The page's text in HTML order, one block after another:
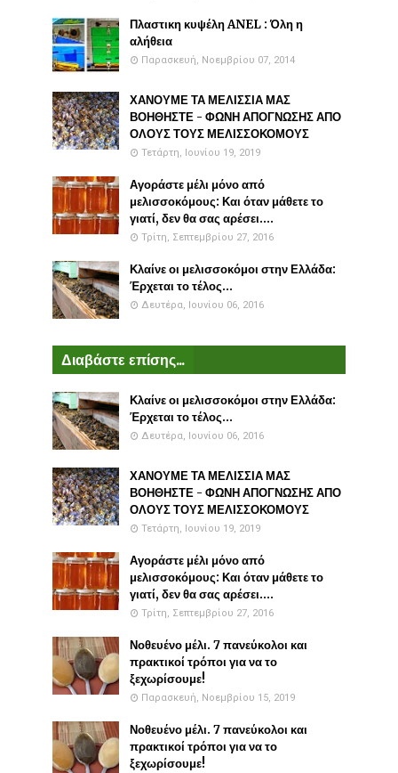
Πλαστικη κυψέλη ANEL : Όλη η
αλήθεια
Παρασκευή, Νοεμβρίου 07, 2014
ΧΑΝΟΥΜΕ ΤΑ ΜΕΛΙΣΣΙΑ ΜΑΣ
ΒΟΗΘΗΣΤΕ - ΦΩΝΗ ΑΠΟΓΝΩΣΗΣ ΑΠΟ
ΟΛΟΥΣ ΤΟΥΣ ΜΕΛΙΣΣΟΚΟΜΟΥΣ
Τετάρτη, Ιουνίου 19, 2019
Αγοράστε μέλι μόνο από
μελισσοκόμους: Και όταν μάθετε το
γιατί, δεν θα σας αρέσει....
Τρίτη, Σεπτεμβρίου 27, 2016
Κλαίνε οι μελισσοκόμοι στην Ελλάδα:
Έρχεται το τέλος...
Δευτέρα, Ιουνίου 06, 2016
Διαβάστε επίσης...
Κλαίνε οι μελισσοκόμοι στην Ελλάδα:
Έρχεται το τέλος...
Δευτέρα, Ιουνίου 06, 2016
ΧΑΝΟΥΜΕ ΤΑ ΜΕΛΙΣΣΙΑ ΜΑΣ
ΒΟΗΘΗΣΤΕ - ΦΩΝΗ ΑΠΟΓΝΩΣΗΣ ΑΠΟ
ΟΛΟΥΣ ΤΟΥΣ ΜΕΛΙΣΣΟΚΟΜΟΥΣ
Τετάρτη, Ιουνίου 19, 2019
Αγοράστε μέλι μόνο από
μελισσοκόμους: Και όταν μάθετε το
γιατί, δεν θα σας αρέσει....
Τρίτη, Σεπτεμβρίου 27, 2016
Νοθευένο μέλι. 7 πανεύκολοι και
πρακτικοί τρόποι για να το
ξεχωρίσουμε!
Παρασκευή, Νοεμβρίου 15, 2019
Νοθευένο μέλι. 7 πανεύκολοι και
πρακτικοί τρόποι για να το
ξεχωρίσουμε!